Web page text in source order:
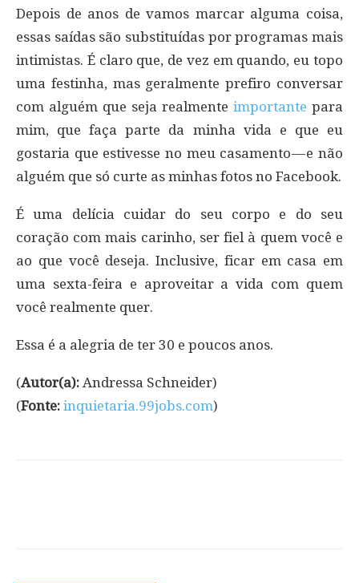
Depois de anos de vamos marcar alguma coisa,
essas saídas são substituídas por programas mais
intimistas. É claro que, de vez em quando, eu topo
uma festinha, mas geralmente prefiro conversar
com alguém que seja realmente importante para
mim, que faça parte da minha vida e que eu
gostaria que estivesse no meu casamento — e não
alguém que só curte as minhas fotos no Facebook.
É uma delícia cuidar do seu corpo e do seu
coração com mais carinho, ser fiel à quem você e
ao que você deseja. Inclusive, ficar em casa em
uma sexta-feira e aproveitar a vida com quem
você realmente quer.
Essa é a alegria de ter 30 e poucos anos.
(Autor(a): Andressa Schneider)
(Fonte: inquietaria.99jobs.com)